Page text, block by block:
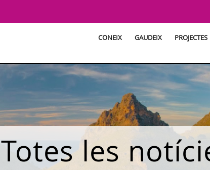
CONEIX GAUDEIX PROJECTES
Totes les